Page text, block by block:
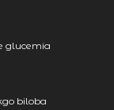
glucemia
biloba